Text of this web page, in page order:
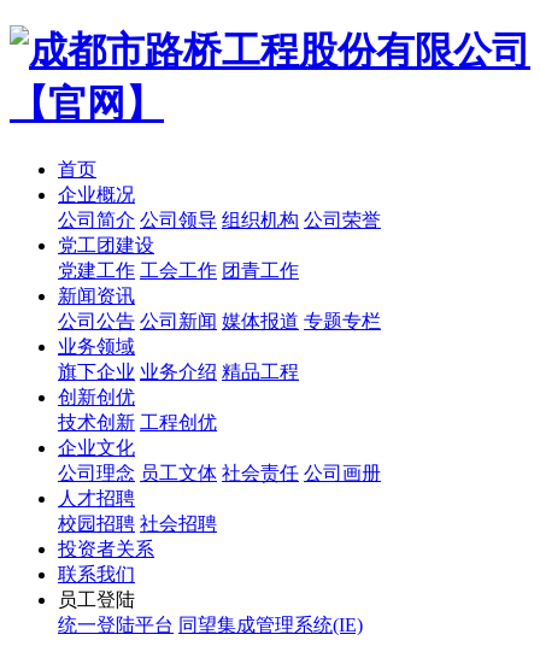
首页
企业概况
公司简介 公司领导 组织机构 公司荣誉
党工团建设
党建工作 工会工作 团青工作
新闻资讯
公司公告 公司新闻 媒体报道 专题专栏
业务领域
旗下企业 业务介绍 精品工程
创新创优
技术创新 工程创优
企业文化
公司理念 员工文体 社会责任 公司画册
人才招聘
校园招聘 社会招聘
投资者关系
联系我们
员工登陆
统一登陆平台 同望集成管理系统(IE)